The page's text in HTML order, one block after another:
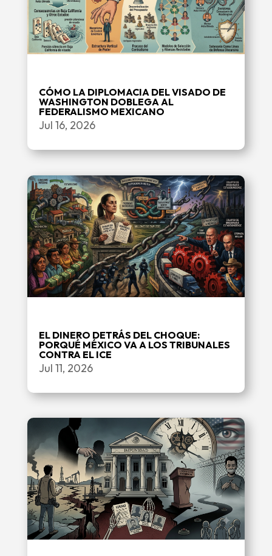
CÓMO LA DIPLOMACIA DEL VISADO DE
WASHINGTON DOBLEGA AL
FEDERALISMO MEXICANO
Jul 16, 2026
EL DINERO DETRÁS DEL CHOQUE:
PORQUÉ MÉXICO VA A LOS TRIBUNALES
CONTRA EL ICE
Jul 11, 2026